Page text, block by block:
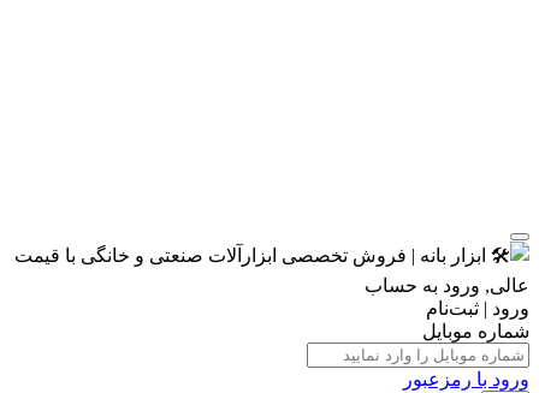
ورود | ثبت‌نام
شماره موبایل
ورود با رمزعبور